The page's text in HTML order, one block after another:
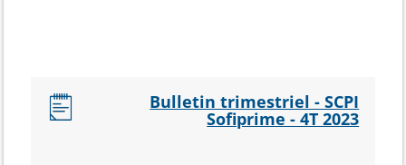
Bulletin trimestriel - SCPI
Sofiprime - 4T 2023